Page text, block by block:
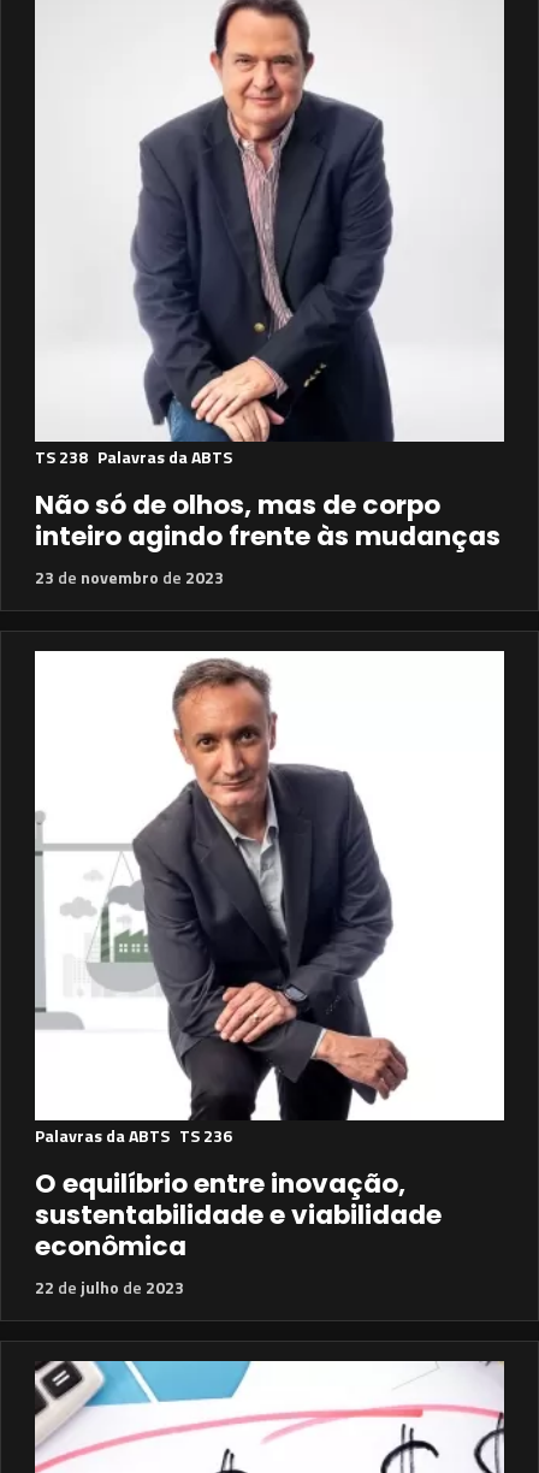
TS 238 Palavras da ABTS
Não só de olhos, mas de corpo
inteiro agindo frente às mudanças
23 de novembro de 2023
Palavras da ABTS TS 236
O equilíbrio entre inovação,
sustentabilidade e viabilidade
econômica
22 de julho de 2023